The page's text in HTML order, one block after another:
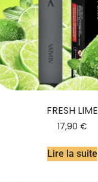
FRESH LIME
17,90 €
Lire la suite